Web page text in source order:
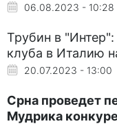
06.08.2023 - 10:28
Трубин в
клуба в Италию
20.07.2023 - 13:00
Срна проведет
Мудрика